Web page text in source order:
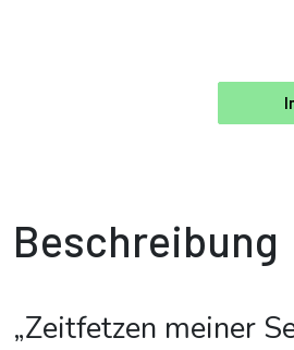
Beschreibung
„Zeitfetzen meiner